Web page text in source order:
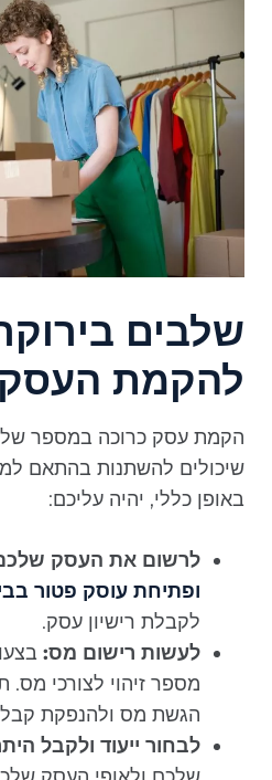
שלבים
להקמת העסק
הקמת עסק כרוכה במספר
שיכולים להשתנות בהתאם
באופן כללי, יהיה עליכם:
לרשום את העסק שלכם:
ופתיחת עוסק פטור
לקבלת רישיון עסק.
לעשות רישום מס:בצעו
מספר זיהוי לצורכי מס.
הגשת מס ולהנפקת
לבחור ייעוד ולקבל